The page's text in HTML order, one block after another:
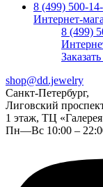
8 (499) 500-
Интернет-
8 (499)
shop@dd.jewelry
Санкт-Петербург,
Лиговский
1 этаж, ТЦ
Пн—Вс 10:00 –